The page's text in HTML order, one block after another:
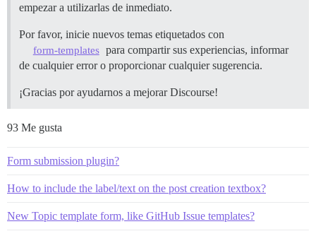
empezar a utilizarlas de inmediato.
Por favor, inicie nuevos temas etiquetados con
form-templates para compartir sus experiencias, informar
de cualquier error o proporcionar cualquier sugerencia.
¡Gracias por ayudarnos a mejorar Discourse!
93 Me gusta
Form submission plugin?
How to include the label/text on the post creation textbox?
New Topic template form, like GitHub Issue templates?